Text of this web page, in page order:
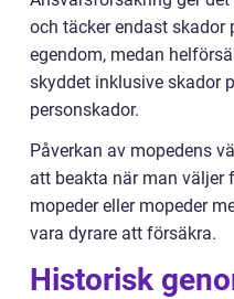
och täcker endast skador
egendom, medan
skyddet inklusive skador
personskador.
Påverkan av mopedens
att beakta när man väljer
mopeder eller mopeder
vara dyrare att försäkra.
Historisk